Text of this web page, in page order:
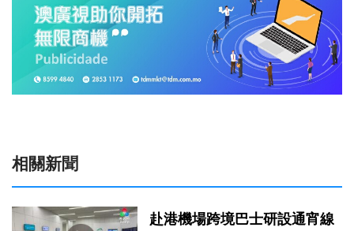
相關新聞
赴港機場跨境巴士研設通宵線